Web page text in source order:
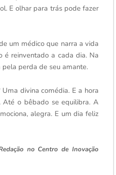
E olhar para trás pode fazer
um médico que narra a vida
é reinventado a cada dia. Na
perda de seu amante.
divina comédia. E a hora
Até o bêbado se equilibra. A
alegra. E um dia feliz
no Centro de Inovação